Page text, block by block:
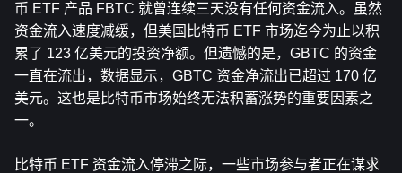
币 ETF 产品 FBTC 就曾连续三天没有任何资金流入。虽然
资金流入速度减缓，但美国比特币 ETF 市场迄今为止以积
累了 123 亿美元的投资净额。但遗憾的是，GBTC 的资金
一直在流出，数据显示，GBTC 资金净流出已超过 170 亿
美元。这也是比特币市场始终无法积蓄涨势的重要因素之
一。
比特币 ETF 资金流入停滞之际，一些市场参与者正在谋求